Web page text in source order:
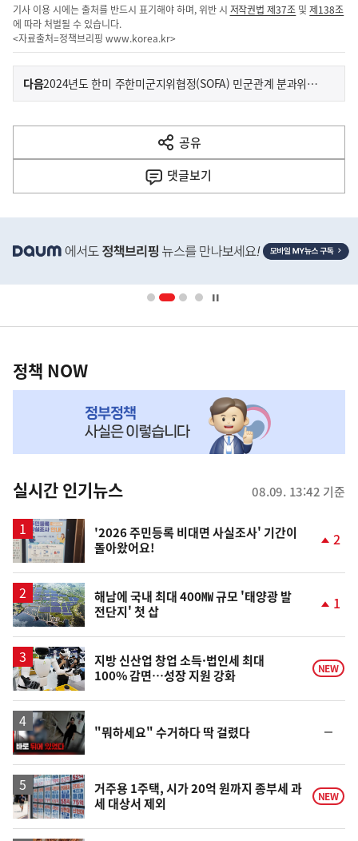
기사 이용 시에는 출처를 반드시 표기해야 하며, 위반 시 저작권법 제37조 및제138조
에 따라 처벌될 수 있습니다.
<자료출처=정책브리핑 www.korea.kr>
이
전
다
음
다음기
2024년도 한미 주한미군지위협정(SOFA) 민군관계 분과위원회 개최
공유
열
기
댓글보기
단
영
책
NOW,
뉴
스
정책 NOW
실시간 인기뉴스 08.09. 13:42 기준
'2026 주민등록 비대면 사실조사' 기간이
돌아왔어요!
상
2
해남에 국내 최대 400㎿ 규모 '태양광 발
전단지' 첫 삽
상
승
1
지방 신산업 창업 소득·법인세 최대
100% 감면…성장 지원 강화
NEW
영
상
"뭐하세요" 수거하다 딱 걸렸다
일
거주용 1주택, 시가 20억 원까지 종부세 과
세 대상서 제외
NEW